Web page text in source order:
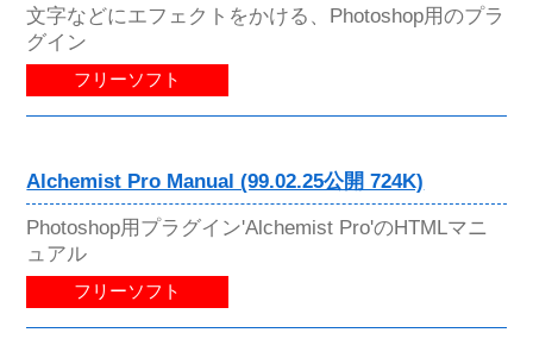
文字などにエフェクトをかける、Photoshop用のプラ
グイン
フリーソフト
Alchemist Pro Manual (99.02.25公開 724K)
Photoshop用プラグイン'Alchemist Pro'のHTMLマニ
ュアル
フリーソフト